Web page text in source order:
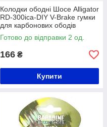
Колодки ободні Шосе Alligator
RD-300ica-DIY V-Brake гумки
для карбонових ободів
Готово до відправки 2 од.
166 ₴
Купити